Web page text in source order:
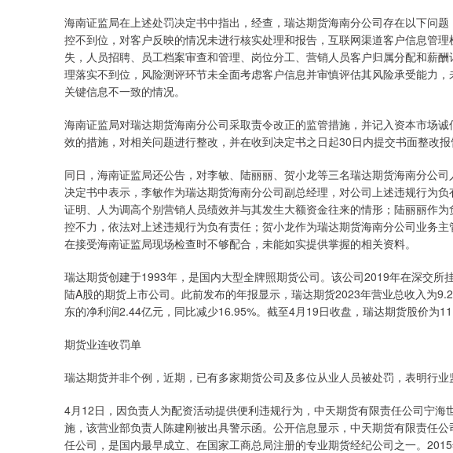
海南证监局在上述处罚决定书中指出，经查，瑞达期货海南分公司存在以下问
控不到位，对客户反映的情况未进行核实处理和报告，互联网渠道客户信息管
失，人员招聘、员工档案审查和管理、岗位分工、营销人员客户归属分配和薪
理落实不到位，风险测评环节未全面考虑客户信息并审慎评估其风险承受能力
关键信息不一致的情况。
海南证监局对瑞达期货海南分公司采取责令改正的监管措施，并记入资本市场
效的措施，对相关问题进行整改，并在收到决定书之日起30日内提交书面整改报
同日，海南证监局还公告，对李敏、陆丽丽、贺小龙等三名瑞达期货海南分公
决定书中表示，李敏作为瑞达期货海南分公司副总经理，对公司上述违规行为
证明、人为调高个别营销人员绩效并与其发生大额资金往来的情形；陆丽丽作
控不力，依法对上述违规行为负有责任；贺小龙作为瑞达期货海南分公司业务
在接受海南证监局现场检查时不够配合，未能如实提供掌握的相关资料。
瑞达期货创建于1993年，是国内大型全牌照期货公司。该公司2019年在深交所
陆A股的期货上市公司。此前发布的年报显示，瑞达期货2023年营业总收入为
东的净利润2.44亿元，同比减少16.95%。截至4月19日收盘，瑞达期货股价为
期货业连收罚单
瑞达期货并非个例，近期，已有多家期货公司及多位从业人员被处罚，表明行业
4月12日，因负责人为配资活动提供便利违规行为，中天期货有限责任公司宁
施，该营业部负责人陈建刚被出具警示函。公开信息显示，中天期货有限责任
任公司，是国内最早成立、在国家工商总局注册的专业期货经纪公司之一。